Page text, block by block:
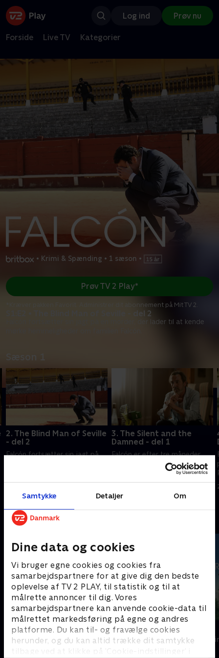
Samtykke Detaljer Om
Dine data og cookies
Vi bruger egne cookies og cookies fra
samarbejdspartnere for at give dig den bedste
oplevelse af TV 2 PLAY, til statistik og til at
målrette annoncer til dig. Vores
samarbejdspartnere kan anvende cookie-data til
målrettet markedsføring på egne og andres
platforme. Du kan til- og fravælge cookies
herunder, og du kan altid trække dit samtykke
tilbage ved at klikke på ’Cookie-indstillinger’ i
Log ind Prøv nu
Forside Live TV Kategorier
• Krimi & Spænding • 1 sæson •
S1:E2 • The Blind Man of Seville - del 2
Falcón fortsætter sin jagt på en morder, der lader til at kende
Prøv TV 2 Play*
*Kræver pakken Favorit. Administrer dit abonnement på Mit TV 2.
2. The Blind Man of Seville
- del 2
Falcón fortsætter sin jagt på
om familien Falcón.
26. marts 2025 • 45 min
3. The Silent and the
Damned - del 1
Falcón er efter tre måneder
tilbage i tjenesten for at
undersøge forretningsmanden
Raphael Baenas død.
26. marts 2025 • 44 min
Andre så også
Gerningsstedet - Tatort
Krimi & Spænding • 1 sæsoner
Kommissær
Krimi &